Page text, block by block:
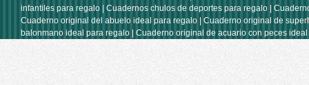
infantiles para regalo
Cuadernos chulos de deportes para regalo
Cuaderno original del abuelo ideal para regalo
Cuaderno original de
balonmano ideal para regalo
Cuaderno original de acuario con peces